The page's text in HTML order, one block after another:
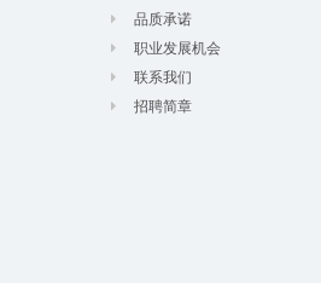
品质承诺
职业发展机会
联系我们
招聘简章